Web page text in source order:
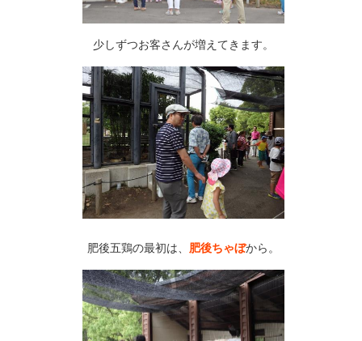
少しずつお客さんが増えてきます。
肥後五鶏の最初は、 肥後ちゃぼから。